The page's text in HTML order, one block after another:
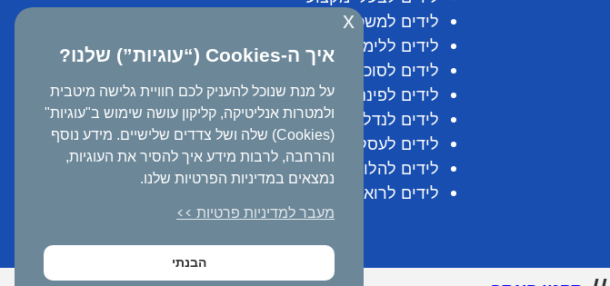
לידים למשכנתאות
לידים ללימודים
לידים לסוכני ביטוח
לידים לפיננסים
לידים לנדל"ן
לידים לעסקים קטנים
לידים להלוואות
לידים לרואה חשבון
איך ה-Cookies (“עוגיות”) שלנו?
על מנת שנוכל להעניק לכם חוויית גלישה מיטבית
ולמטרות אנליטיקה, קליקון עושה שימוש ב"עוגיות"
(Cookies) שלה ושל צדדים שלישיים. מידע נוסף
והרחבה, לרבות מידע איך להסיר את העוגיות,
נמצאים במדיניות הפרטיות שלנו.
מעבר למדיניות פרטיות >>
הבנתי
x